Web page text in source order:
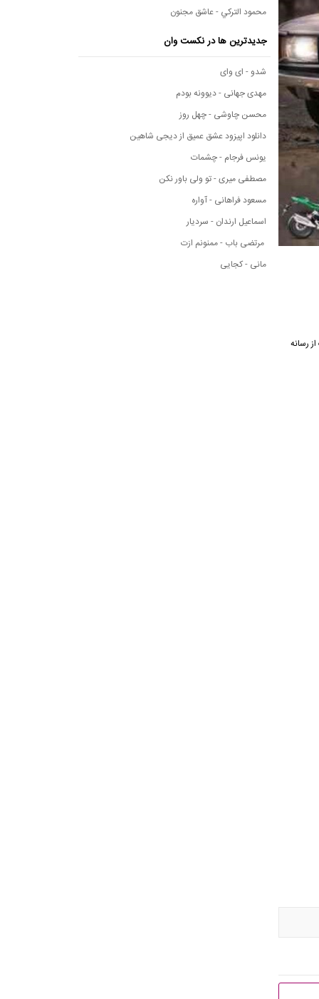
از رسانه
محمود التركي - عاشق مجنون
جدیدترین ها در نکست وان
شدو - ای وای
مهدی جهانی - دیوونه بودم
محسن چاوشی - چهل روز
دانلود اپیزود عشق عمیق از دیجی شاهین
یونس فرجام - چشمات
مصطفی میری - تو ولی باور نکن
مسعود فراهانی - آواره
اسماعیل ارندان - سردیار
مرتضی باب - ممنونم ازت
مانی - کجایی